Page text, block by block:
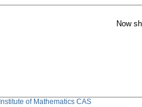
Now
Institute of Mathematics CAS